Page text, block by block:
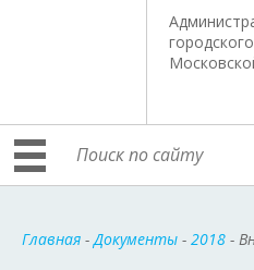
Главная -Документы - 2018 -